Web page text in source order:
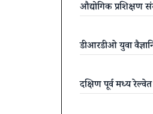
औद्योगिक प्रशिक्षण
डीआरडीओ युवा
दक्षिण पूर्व मध्य